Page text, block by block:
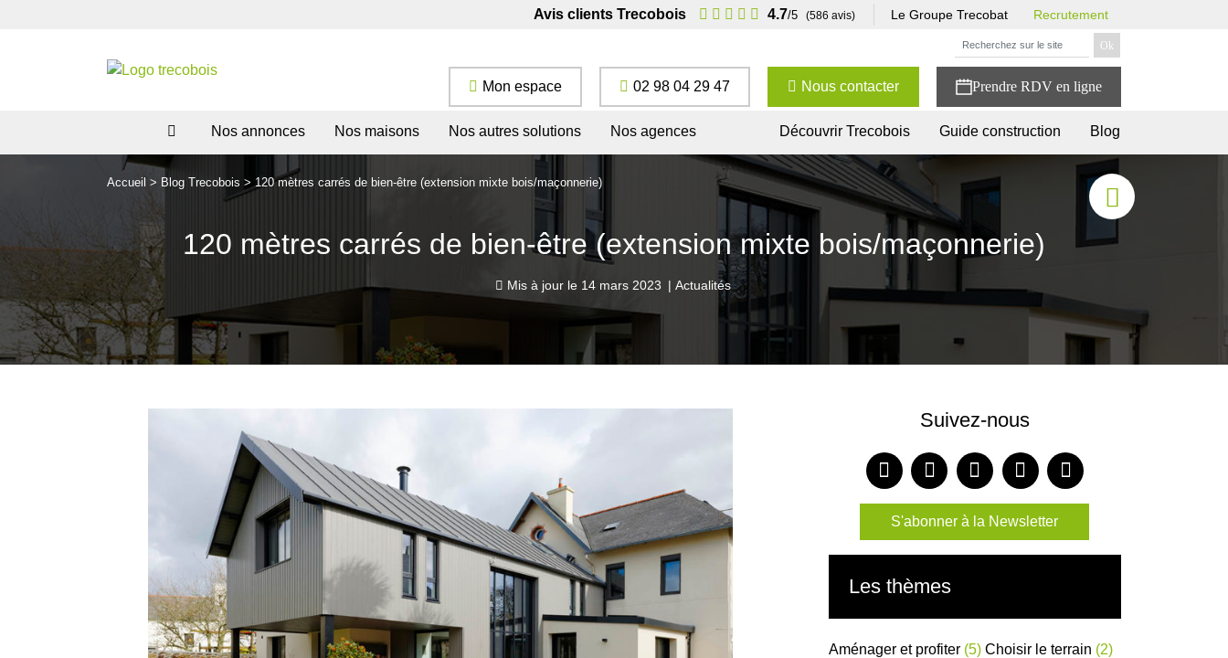
Avis clients Trecobois 4.7/5 (586 avis) Le Groupe Trecobat Recrutement
Mon espace 02 98 04 29 47 Nous contacter
Nos annonces Nos maisons Nos autres solutions Nos agences Découvrir Trecobois Guide construction Blog
Accueil > Blog Trecobois > 120 mètres carrés de bien-être (extension mixte bois/maçonnerie)
120 mètres carrés de bien-être (extension mixte bois/maçonnerie)
Mis à jour le 14 mars 2023 | Actualités
Suivez-nous
S'abonner à la Newsletter
Les thèmes
Aménager et profiter (5) Choisir le terrain (2)